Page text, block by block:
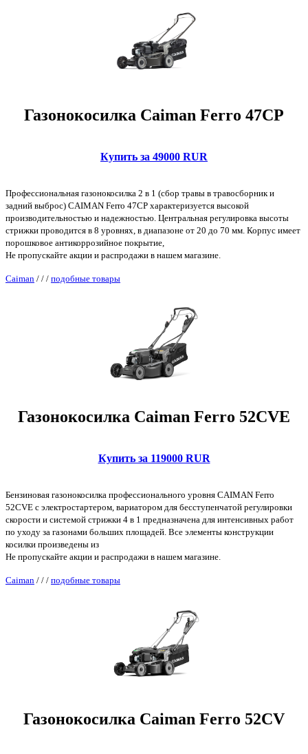
Газонокосилка Caiman Ferro 47CP
Купить за 49000 RUR
Профессиональная газонокосилка 2 в 1 (сбор травы в травосборник и
задний выброс) CAIMAN Ferro 47CP характеризуется высокой
производительностью и надежностью. Центральная регулировка высоты
стрижки проводится в 8 уровнях, в диапазоне от 20 до 70 мм. Корпус имеет
порошковое антикоррозийное покрытие,
Не пропускайте акции и распродажи в нашем магазине.
Caiman / / / подобные товары
Газонокосилка Caiman Ferro 52CVE
Купить за 119000 RUR
Бензиновая газонокосилка профессионального уровня CAIMAN Ferro
52CVE с электростартером, вариатором для бесступенчатой регулировки
скорости и системой стрижки 4 в 1 предназначена для интенсивных работ
по уходу за газонами больших площадей. Все элементы конструкции
косилки произведены из
Не пропускайте акции и распродажи в нашем магазине.
Caiman / / / подобные товары
Газонокосилка Caiman Ferro 52CV